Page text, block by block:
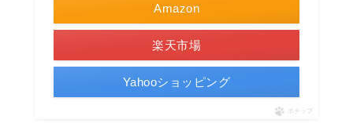
Amazon
楽天市場
Yahooショッピング
ポチップ